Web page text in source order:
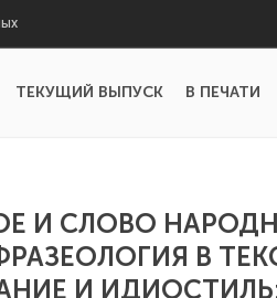
ТЕКУЩИЙ ВЫПУСК В ПЕЧАТИ
И СЛОВО
В
И